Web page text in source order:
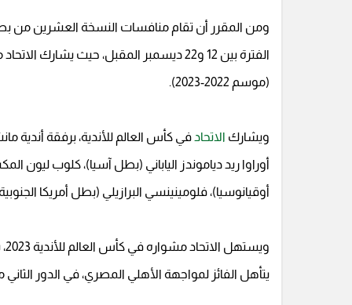
الفترة بين 12 و22 ديسمبر المقبل، حيث
(موسم 2022-2023).
ويشارك الاتحاد في كأس العالم للأندية، برفقة أندية
أوراوا ريد دياموندز الياباني (بطل آسيا)، كلوب ليون
أوقيانوسيا)، فلومينينسي البرازيلي (بطل أمريكا
يتأهل الفائز لمواجهة الأهلي المصري، في الدور الثاني